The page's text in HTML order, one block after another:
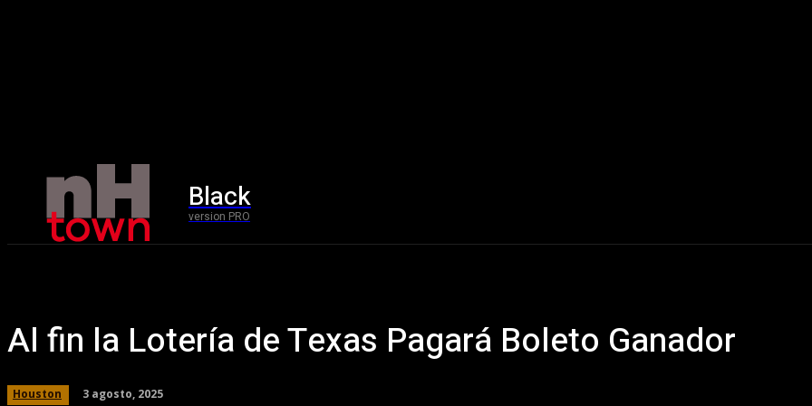
Black
version PRO
Al fin la Lotería de Texas Pagará Boleto Ganador
Houston 3 agosto, 2025